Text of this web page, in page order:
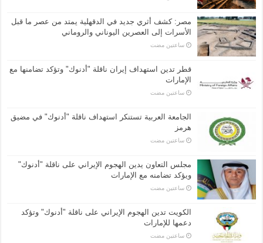
مصر: كشف أثري جديد في الدقهلية يمتد من عصر ما قبل
الأسرات إلى العصرين اليوناني والروماني
‏ساعتين مضت
قطر تدين استهداف إيران ناقلة "أدنوك" وتؤكد تضامنها مع
الإمارات
‏ساعتين مضت
الجامعة العربية تستنكر استهداف ناقلة "أدنوك" في مضيق
هرمز
‏ساعتين مضت
مجلس التعاون يدين الهجوم الإيراني على ناقلة "أدنوك"
ويؤكد تضامنه مع الإمارات
‏ساعتين مضت
الكويت تدين الهجوم الإيراني على ناقلة "أدنوك" وتؤكد
دعمها للإمارات
‏ساعتين مضت